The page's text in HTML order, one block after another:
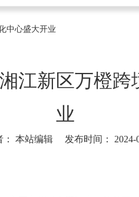
中心盛大开业
江新区万橙
业
本站编辑 发布时间：